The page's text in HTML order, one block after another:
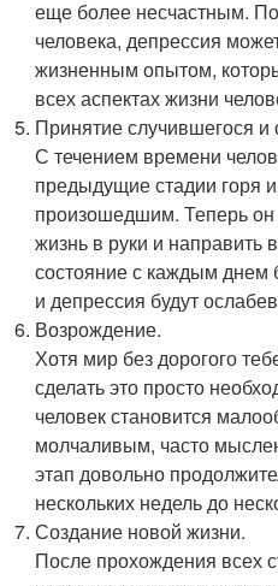
еще более несчастным.
человека, депрессия
жизненным опытом,
всех аспектах жизни
Принятие случившегося и
С течением времени
предыдущие стадии горя
произошедшим. Теперь
жизнь в руки и направить
состояние с каждым днем
и депрессия будут
Возрождение.
Хотя мир без дорогого
сделать это просто
человек становится
молчаливым, часто
этап довольно
нескольких недель до
Создание новой жизни.
После прохождения всех